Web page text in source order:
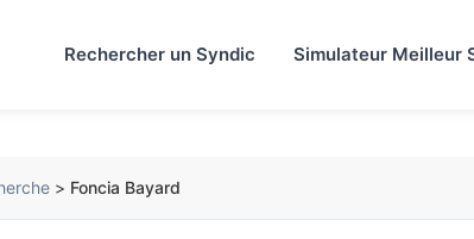
Rechercher un Syndic Simulateur Meilleur
> Foncia Bayard